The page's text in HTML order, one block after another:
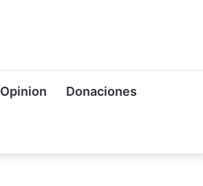
Opinion Donaciones